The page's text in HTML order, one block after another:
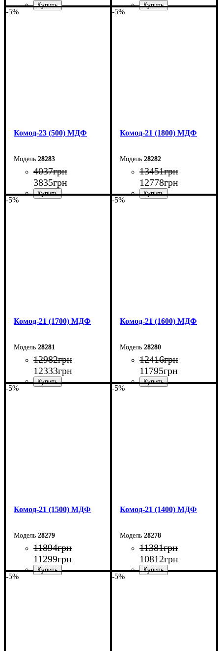
-5%
Комод-23 (500) МДФ
28283
4037грн
3835грн
-5%
Комод-21 (1800) МДФ
28282
13451грн
12778грн
-5%
Комод-21 (1700) МДФ
28281
12982грн
12333грн
-5%
Комод-21 (1600) МДФ
28280
12416грн
11795грн
-5%
Комод-21 (1500) МДФ
28279
11894грн
11299грн
-5%
Комод-21 (1400) МДФ
28278
11381грн
10812грн
-5% -5%